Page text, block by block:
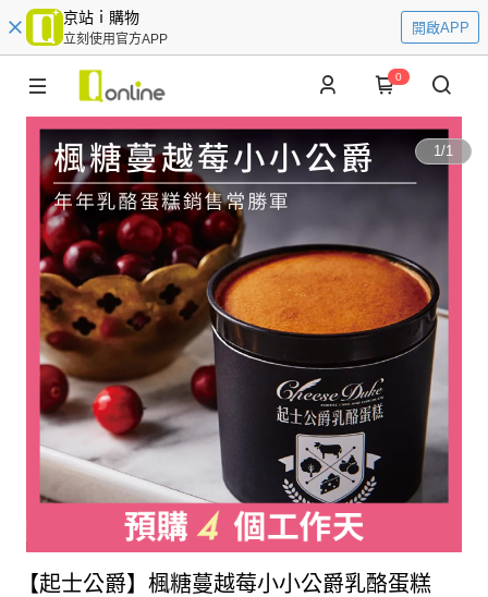
京站ｉ購物
立刻使用官方APP
開啟APP
0
1/1
【起士公爵】楓糖蔓越莓小小公爵乳酪蛋糕